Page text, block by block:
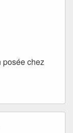
posée chez